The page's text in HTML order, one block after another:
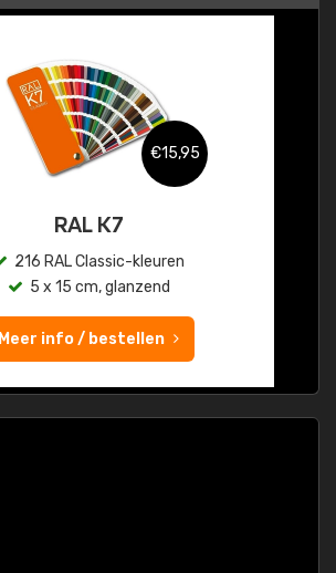
€15,95
RAL K7
216 RAL Classic-kleuren
5 x 15 cm, glanzend
Meer info / bestellen